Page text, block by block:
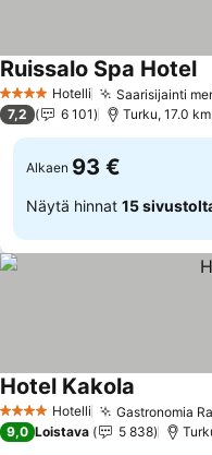
4 Tähtiluokitus
Hotelli Saarisijainti
Ruissalo Spa Hotel
7,2 6 101 Turku, 17.0
Alkaen 93 €
Näytä hinnat 15
4 Tähtiluokitus
Hotelli Gastronomia
Hotel Kakola
9,0 Loistava 5 838